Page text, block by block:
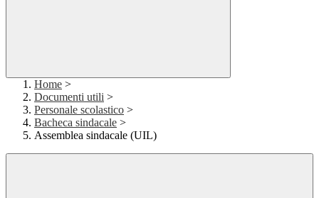
Home >
Documenti utili >
Personale scolastico >
Bacheca sindacale >
Assemblea sindacale (UIL)